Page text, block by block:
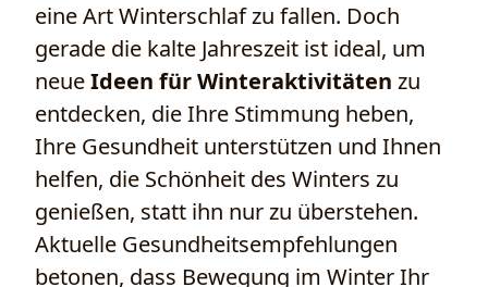
eine Art Winterschlaf zu fallen. Doch
gerade die kalte Jahreszeit ist ideal, um
neueIdeen für Winteraktivitäten zu
entdecken, die Ihre Stimmung heben,
Ihre Gesundheit unterstützen und Ihnen
helfen, die Schönheit des Winters zu
genießen, statt ihn nur zu überstehen.
Aktuelle Gesundheitsempfehlungen
betonen, dass Bewegung im Winter Ihr